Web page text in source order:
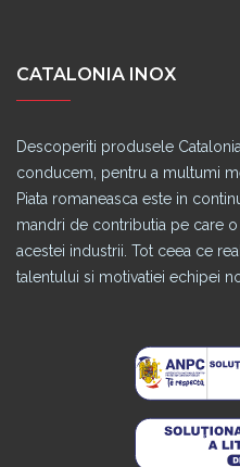
CATALONIA INOX
Descoperiti produsele
conducem, pentru a multumi
Piata romaneasca este in
mandri de contributia pe care
acestei industrii. Tot ceea ce
talentului si motivatiei echipei